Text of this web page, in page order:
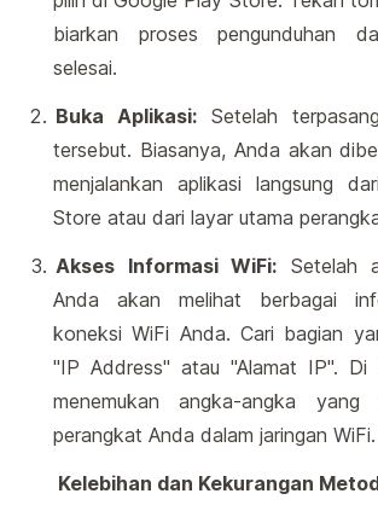
biarkan proses pengunduhan
selesai.
Buka Aplikasi: Setelah
tersebut. Biasanya, Anda akan
menjalankan aplikasi langsung
Store atau dari layar utama
Akses Informasi WiFi: Setelah
Anda akan melihat berbagai
koneksi WiFi Anda. Cari bagian
"IP Address" atau "Alamat IP". Di
menemukan angka-angka yang
perangkat Anda dalam jaringan WiFi.
Kelebihan dan Kekurangan